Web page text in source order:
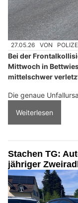
27.05.26 VON
Bei der
Mittwoch in
mittelschwer
Die genaue
Weiterlesen
Stachen TG:
jähriger